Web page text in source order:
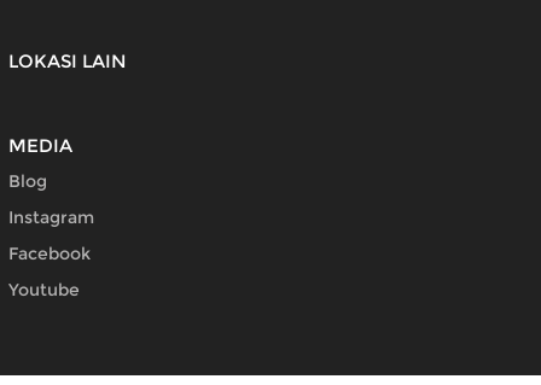
LOKASI LAIN
MEDIA
Blog
Instagram
Facebook
Youtube